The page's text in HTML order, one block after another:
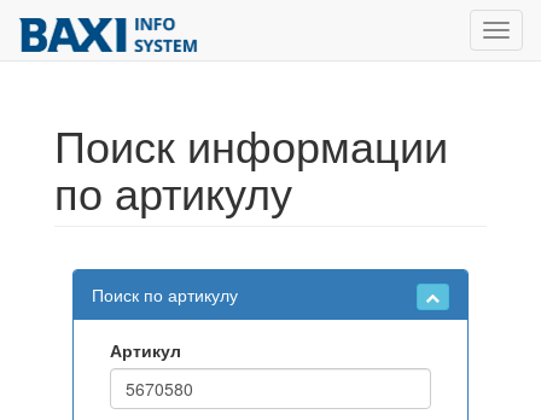
Поиск информации
по артикулу
Поиск по артикулу
Артикул